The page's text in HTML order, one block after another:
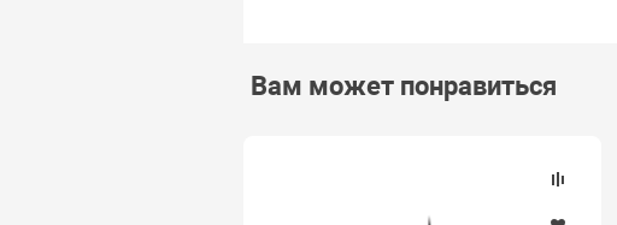
Вам может понравиться